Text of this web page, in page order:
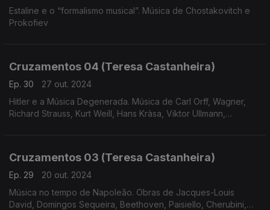
Estaline e o “formalismo musical”. Música de Chostakovitch e
Prokofiev
Cruzamentos 04 (Teresa Castanheira)
Ep. 30
27 out. 2024
Hitler e a Música Degenerada. Música de Carl Orff, Wagner,
Richard Strauss, Kurt Weill, Hans Kràsa, Viktor Ullmann,
Cruzamentos 03 (Teresa Castanheira)
Ep. 29
20 out. 2024
Música no tempo de Napoleão. Obras de Jacques-Louis
David, Domingos Sequeira, Beethoven, Paisiello, Cherubini,